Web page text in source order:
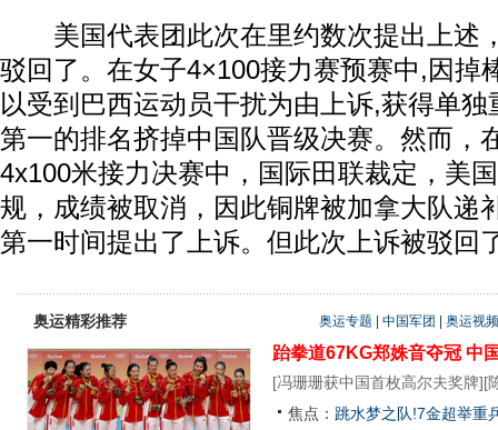
美国代表团此次在里约数次提出上述
驳回了。在女子4×100接力赛预赛中,因掉
以受到巴西运动员干扰为由上诉,获得单
第一的排名挤掉中国队晋级决赛。然而，
4x100米接力决赛中，国际田联裁定，美
规，成绩被取消，因此铜牌被加拿大队递
第一时间提出了上诉。但此次上诉被驳回
奥运精彩推荐 奥运专题 中国军团 奥运视频
跆拳道67KG郑姝音夺冠 中
[冯珊珊获中国首枚高尔夫奖牌][
焦点： 跳水梦之队!7金超举重